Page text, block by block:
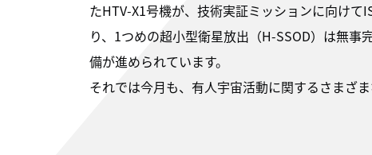
たHTV-X1号機が、技術実証ミッションに向け
り、1つめの超小型衛星放出（H-SSOD）は無
備が進められています。
それでは今月も、有人宇宙活動に関するさまざ